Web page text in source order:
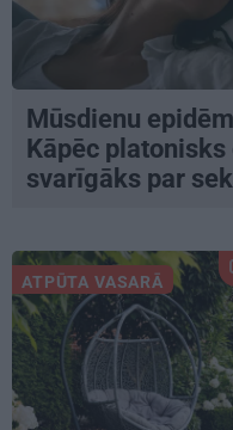
Mūsdienu
Kāpēc
svarīgāks par
ATPŪTA VASARĀ